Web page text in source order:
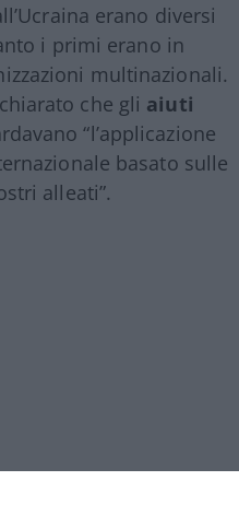
erano diversi
i primi erano in
multinazionali.
che gli aiuti
“l’applicazione
basato sulle
alleati”.